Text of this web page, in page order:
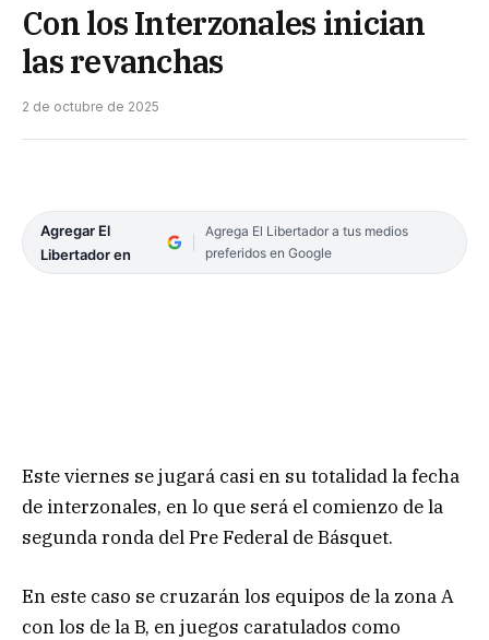
Con los Interzonales inician
las revanchas
2 de octubre de 2025
Agregar El
Libertador en
Agrega El Libertador a tus medios
preferidos en Google
Este viernes se jugará casi en su totalidad la fecha
de interzonales, en lo que será el comienzo de la
segunda ronda del Pre Federal de Básquet.
En este caso se cruzarán los equipos de la zona A
con los de la B, en juegos caratulados como